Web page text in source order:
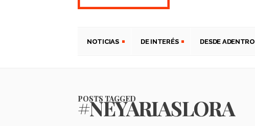
NOTICIAS DE INTERÉS DESDE ADENTRO
POSTS TAGGED
#NEYARIASLORA